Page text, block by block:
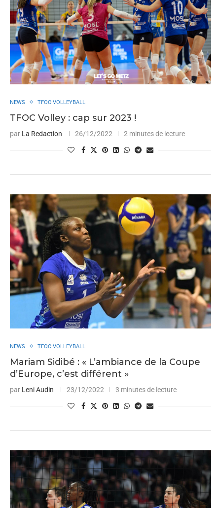
NEWS TFOC VOLLEYBALL
TFOC Volley : cap sur 2023 !
par La Redaction 26/12/2022 2 minutes de lecture
NEWS TFOC VOLLEYBALL
Mariam Sidibé : « L’ambiance de la Coupe
d’Europe, c’est différent »
par Leni Audin 23/12/2022 3 minutes de lecture